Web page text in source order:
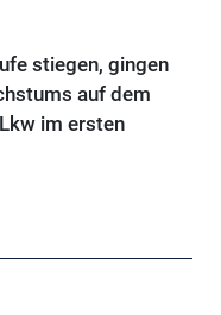
stiegen, gingen
auf dem
im ersten